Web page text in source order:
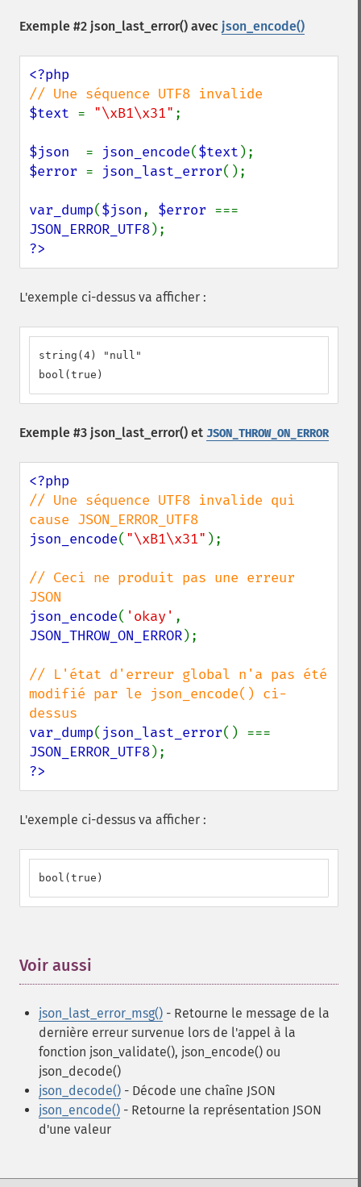
Exemple #2 json_last_error() avec json_encode()
$text = "\xB1\x31" ;
$json = json_encode($text
$error = json_last_error();
var_dump($json, $error
JSON_ERROR_UTF8
?>
L'exemple ci-dessus va afficher :
string(4) "null"
bool(true)
Exemple #3 json_last_error() et JSON_THROW_ON_ERROR
// Une séquence UTF8 invalide qui
json_encode( "\xB1\x31" );
// Ceci ne produit pas une erreur
json_encode( 'okay'
JSON_THROW_ON_ERROR);
// L'état d'erreur global n'a pas été
modifié par le json_encode() ci-
var_dump( json_last_error
JSON_ERROR_UTF8
?>
L'exemple ci-dessus va afficher :
bool(true)
Voir aussi
json_last_error_msg() - Retourne le message de la
dernière erreur survenue lors de l'appel à la
fonction json_validate(), json_encode() ou
json_decode()
json_decode() - Décode une chaîne JSON
json_encode() - Retourne la représentation JSON
d'une valeur